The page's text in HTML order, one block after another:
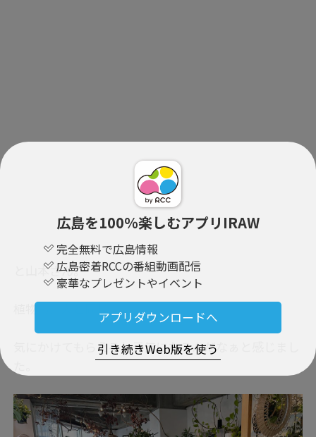
広島を100％楽しむアプリIRAW
完全無料で広島情報
広島密着RCCの番組動画配信
豪華なプレゼントやイベント
アプリダウンロードへ
引き続きWeb版を使う
と山本さん。
植物も、人と同じ。
気にかけてもらえると元気になるんだなぁと感じまし